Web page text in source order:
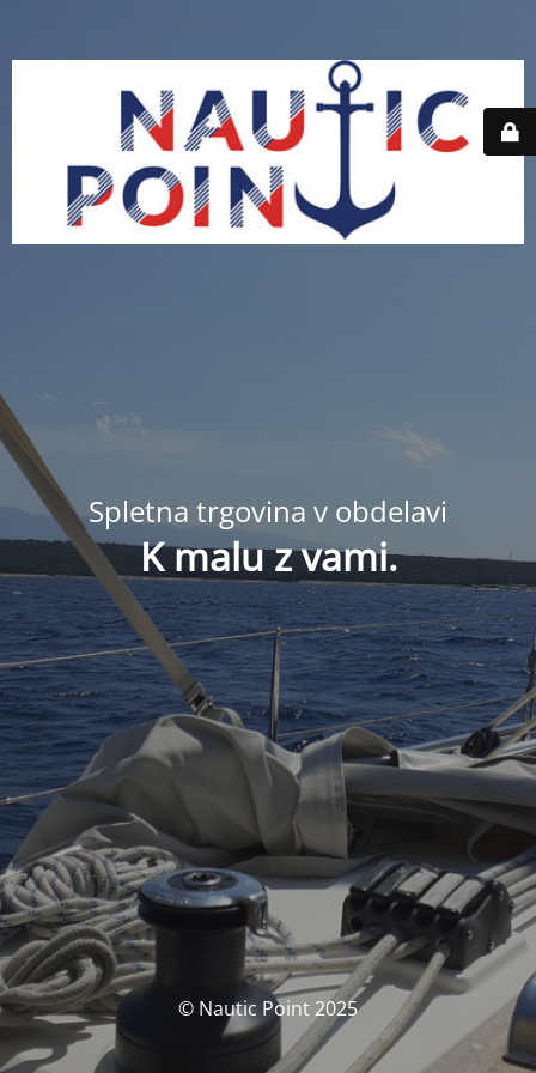
Spletna trgovina v obdelavi
K malu z vami.
© Nautic Point 2025